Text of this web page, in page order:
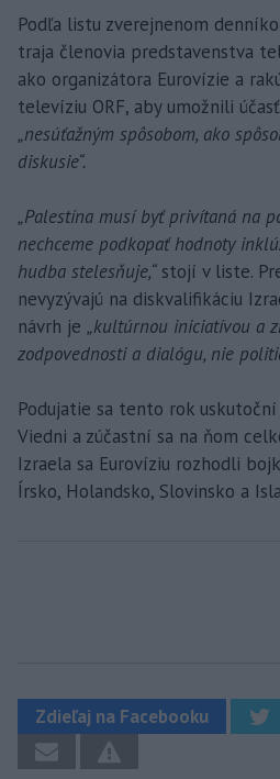
Podľa listu zverejnenom
traja členovia predstavenstva
ako organizátora Eurovízie a
televíziu ORF, aby umožnili
„nesúťažným spôsobom, ako
diskusie“.
„Palestína musí byť privítaná na
nechceme podkopať hodnoty
hudba stelesňuje,“ stojí v liste.
nevyzývajú na diskvalifikáciu
návrh je „kultúrnou iniciatívou a
zodpovednosti a dialógu, nie
Podujatie sa tento rok uskutoční
Viedni a zúčastní sa na ňom
Izraela sa Eurovíziu rozhodli
Írsko, Holandsko, Slovinsko a
Zdieľaj na Facebooku